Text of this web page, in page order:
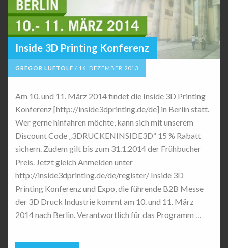
Inside 3D Printing Konferenz
GREGOR LUETOLF / 16. DEZEMBER 2013
Am 10. und 11. März 2014 findet die Inside 3D Printing
Konferenz [http://inside3dprinting.de/de] in Berlin statt.
Wer gerne hinfahren möchte, kann sich mit unserem
Discount Code „3DRUCKENINSIDE3D“ 15 % Rabatt
sichern. Zudem gilt bis zum 31.1.2014 der Frühbucher
Preis. Jetzt gleich Anmelden unter
http://inside3dprinting.de/de/register/ Inside 3D
Printing Konferenz und Expo, die führende B2B Messe
der 3D Druck Industrie kommt am 10. und 11. März
2014 nach Berlin. Verantwortlich für das Programm …